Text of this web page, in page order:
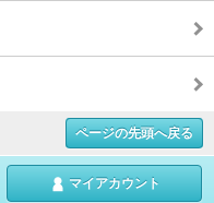
ページの先頭へ戻る
マイアカウント